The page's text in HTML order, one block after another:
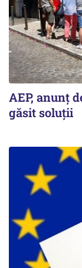
AEP, anunţ
găsit soluţii